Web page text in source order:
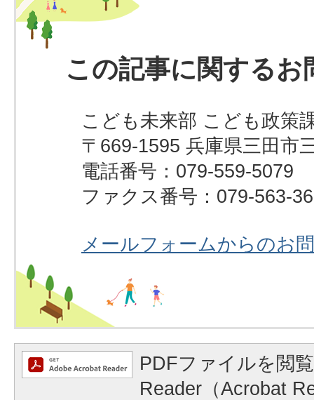
この記事に関するお
こども未来部 こども政策
〒669-1595 兵庫県三田市
電話番号：079-559-5079
ファクス番号：079-563-
メールフォームからのお
PDFファイルを閲
Reader（Acrobat